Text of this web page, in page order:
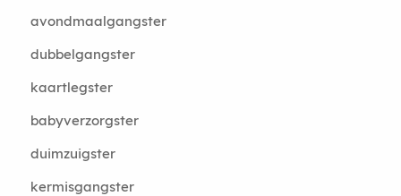
avondmaalgangster
dubbelgangster
kaartlegster
babyverzorgster
duimzuigster
kermisgangster